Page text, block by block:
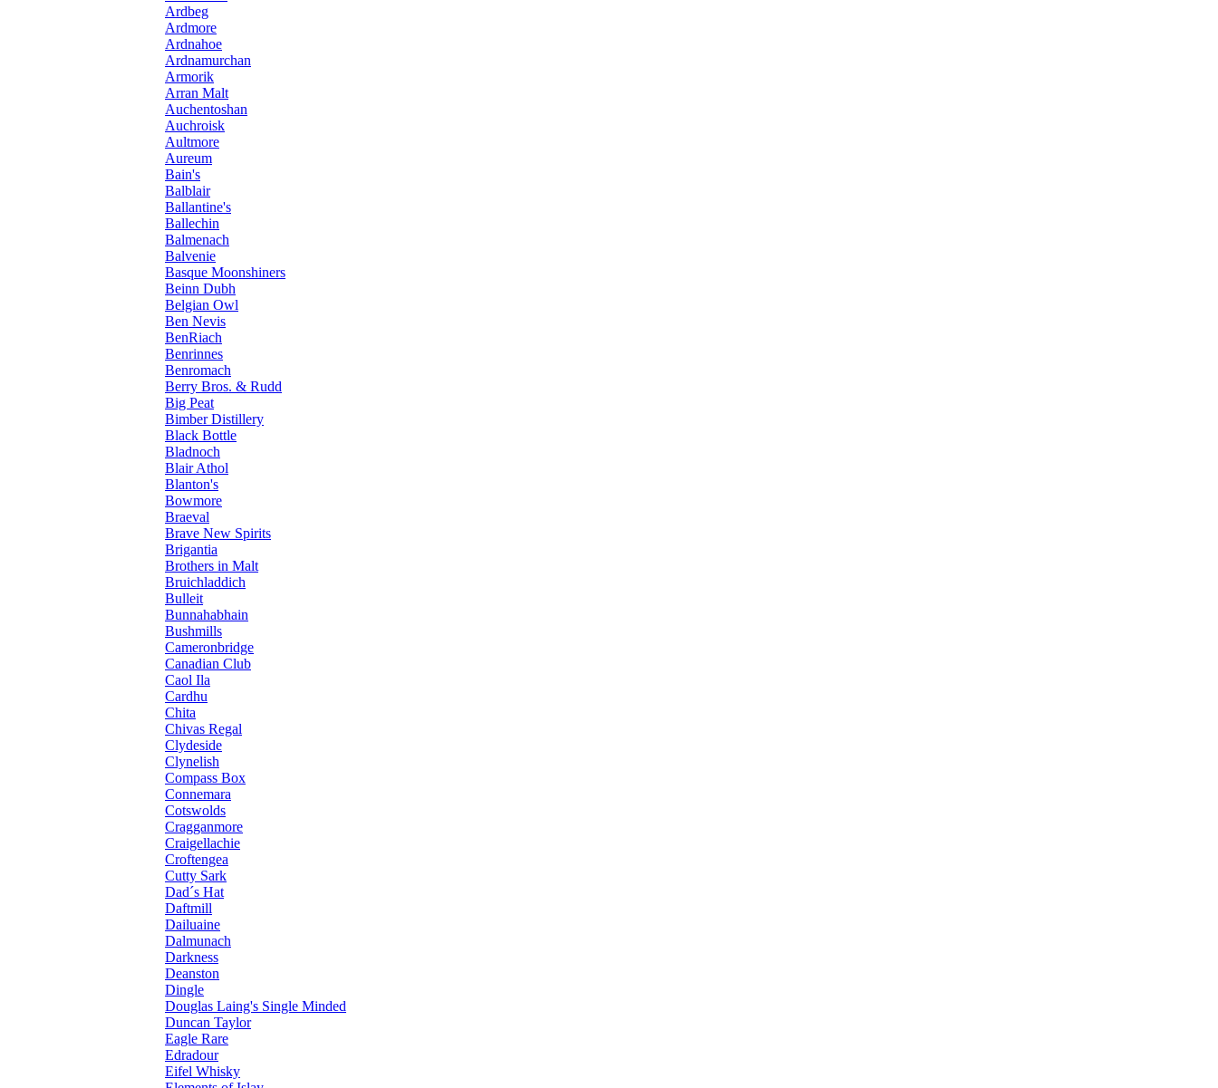
Ardbeg
Ardmore
Ardnahoe
Ardnamurchan
Armorik
Arran Malt
Auchentoshan
Auchroisk
Aultmore
Aureum
Bain's
Balblair
Ballantine's
Ballechin
Balmenach
Balvenie
Basque Moonshiners
Beinn Dubh
Belgian Owl
Ben Nevis
BenRiach
Benrinnes
Benromach
Berry Bros. & Rudd
Big Peat
Bimber Distillery
Black Bottle
Bladnoch
Blair Athol
Blanton's
Bowmore
Braeval
Brave New Spirits
Brigantia
Brothers in Malt
Bruichladdich
Bulleit
Bunnahabhain
Bushmills
Cameronbridge
Canadian Club
Caol Ila
Cardhu
Chita
Chivas Regal
Clydeside
Clynelish
Compass Box
Connemara
Cotswolds
Cragganmore
Craigellachie
Croftengea
Cutty Sark
Dad´s Hat
Daftmill
Dailuaine
Dalmunach
Darkness
Deanston
Dingle
Douglas Laing's Single Minded
Duncan Taylor
Eagle Rare
Edradour
Eifel Whisky